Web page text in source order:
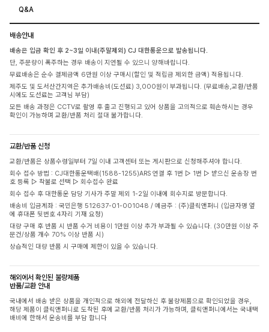
Q&A
배송안내
배송은 입금 확인 후 2~3일 이내(주말제외) CJ 대한통운으로 발송됩니다.
단, 주문량이 폭주하는 경우 배송이 지연될 수 있으니 양해바랍니다.
무료배송은 순수 결제금액 6만원 이상 구매시(할인 및 적립금 제외한 금액) 적용됩니다.
제주도 및 도서산간지역은 추가배송비(도선료) 3,000원이 부과됩니다. (무료배송,교환/반품
시에도 도선료는 고객님 부담)
모든 배송 과정은 CCTV로 촬영 후 출고 진행되고 있어 상품을 고의적으로 훼손하시는 경우
확인이 가능하며 교환/반품 처리 절대 불가합니다.
교환/반품 신청
교환/반품은 상품수령일부터 7일 이내 고객센터 또는 게시판으로 신청해주셔야 합니다.
회수 접수 방법 : CJ대한통운택배(1588-1255)ARS 연결 후 1번 ▷ 1번 ▷ 받으신 운송장 번
호 등록 ▷ 착불로 선택 ▷ 회수접수 완료
회수 접수 후 대한통운 담당 기사가 주말 제외 1-2일 이내에 회수지로 방문합니다.
배송비 입금계좌 : 국민은행 512637-01-001048 / 예금주 : (주)클릭앤퍼니 (입금자명 옆
에 휴대폰 뒷번호 4자리 기재 요청)
대량 구매 후 반품 시 반품 수거 비용이 1만원 이상 추가 부과될 수 있습니다. (30만원 이상 주
문건/상품 개수 70% 이상 반품 시)
상습적인 대량 반품 시 구매에 제한이 있을 수 있습니다.
해외에서 확인된 불량제품
반품/교환 안내
국내에서 배송 받은 상품을 개인적으로 해외에 전달하신 후 불량제품으로 확인되었을 경우,
해당 제품이 클릭앤퍼니로 도착된 후에 교환/반품 처리가 가능하며, 클릭앤퍼니에서는 국내택
배비에 한해서 운송비를 부담 합니다